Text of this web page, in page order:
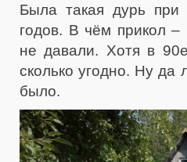
Была такая дурь
годов. В чём прикол
не давали. Хотя в
сколько угодно. Ну да
было.